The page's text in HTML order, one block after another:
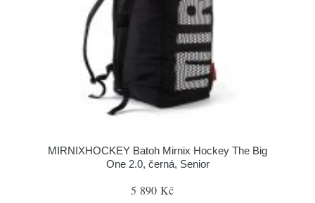
MIRNIXHOCKEY Batoh Mirnix Hockey The Big
One 2.0, černá, Senior
5 890 Kč